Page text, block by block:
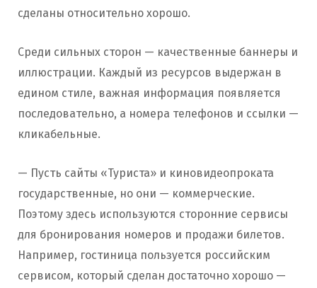
сделаны относительно хорошо.
Среди сильных сторон — качественные баннеры и
иллюстрации. Каждый из ресурсов выдержан в
едином стиле, важная информация появляется
последовательно, а номера телефонов и ссылки —
кликабельные.
— Пусть сайты «Туриста» и киновидеопроката
государственные, но они — коммерческие.
Поэтому здесь используются сторонние сервисы
для бронирования номеров и продажи билетов.
Например, гостиница пользуется российским
сервисом, который сделан достаточно хорошо —